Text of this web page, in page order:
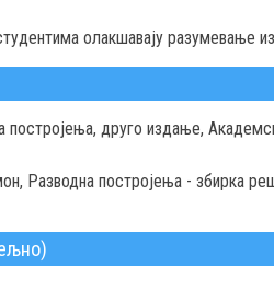
олакшавају разумевање
постројења, друго издање,
Разводна постројења - збирка